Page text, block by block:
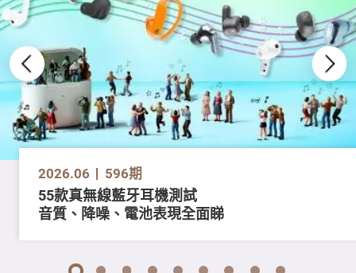
2026.06 596期
55款真無線藍牙耳機測試
音質、降噪、電池表現全面睇